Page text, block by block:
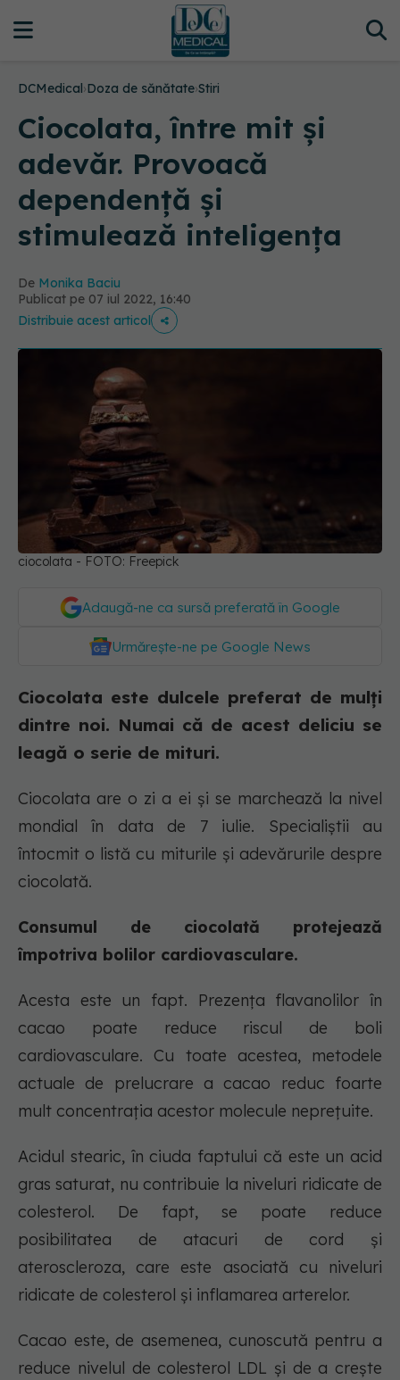
DCMedical›Doza de sănătate›Stiri
Ciocolata, între mit și
adevăr. Provoacă
dependență și
stimulează inteligența
De Monika Baciu
Publicat pe 07 iul 2022, 16:40
Distribuie acest articol
ciocolata - FOTO: Freepick
Adaugă-ne ca sursă preferată în Google
Urmărește-ne pe Google News
Ciocolata este dulcele preferat de mulți
dintre noi. Numai că de acest deliciu se
leagă o serie de mituri.
Ciocolata are o zi a ei și se marchează la nivel
mondial în data de 7 iulie. Specialiștii au
întocmit o listă cu miturile și adevărurile despre
ciocolată.
Consumul de ciocolată protejează
împotriva bolilor cardiovasculare.
Acesta este un fapt. Prezența flavanolilor în
cacao poate reduce riscul de boli
cardiovasculare. Cu toate acestea, metodele
actuale de prelucrare a cacao reduc foarte
mult concentrația acestor molecule neprețuite.
Acidul stearic, în ciuda faptului că este un acid
gras saturat, nu contribuie la niveluri ridicate de
colesterol. De fapt, se poate reduce
posibilitatea de atacuri de cord și
ateroscleroza, care este asociată cu niveluri
ridicate de colesterol și inflamarea arterelor.
Cacao este, de asemenea, cunoscută pentru a
reduce nivelul de colesterol LDL și de a crește